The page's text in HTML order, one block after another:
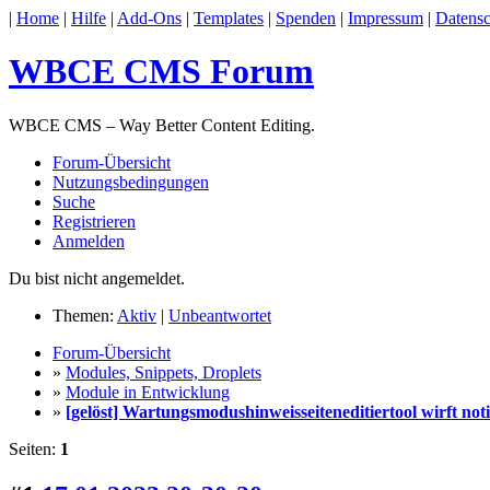
| Home | Hilfe | Add-Ons | Templates | Spenden | Impressum |
WBCE CMS Forum
WBCE CMS – Way Better Content Editing.
Forum-Übersicht
Nutzungsbedingungen
Suche
Registrieren
Anmelden
Du bist nicht angemeldet.
Themen: Aktiv | Unbeantwortet
Forum-Übersicht
» Modules, Snippets, Droplets
» Module in Entwicklung
» [gelöst] Wartungsmodus­hinweisseiten­editiertool wirft
Seiten: 1